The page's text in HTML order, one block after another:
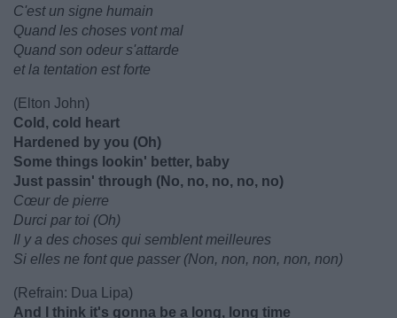
C'est un signe humain
Quand les choses vont mal
Quand son odeur s'attarde
et la tentation est forte
(Elton John)
Cold, cold heart
Hardened by you (Oh)
Some things lookin' better, baby
Just passin' through (No, no, no, no, no)
Cœur de pierre
Durci par toi (Oh)
Il y a des choses qui semblent meilleures
Si elles ne font que passer (Non, non, non, non, non)
(Refrain: Dua Lipa)
And I think it's gonna be a long, long time